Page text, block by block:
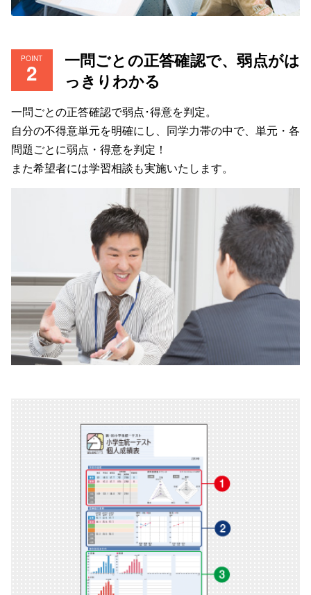
POINT
一問ごとの正答確認で、弱点がは
っきりわかる
一問ごとの正答確認で弱点･得意を判定。
自分の不得意単元を明確にし、同学力帯の中で、単元・各
問題ごとに弱点・得意を判定！
また希望者には学習相談も実施いたします。